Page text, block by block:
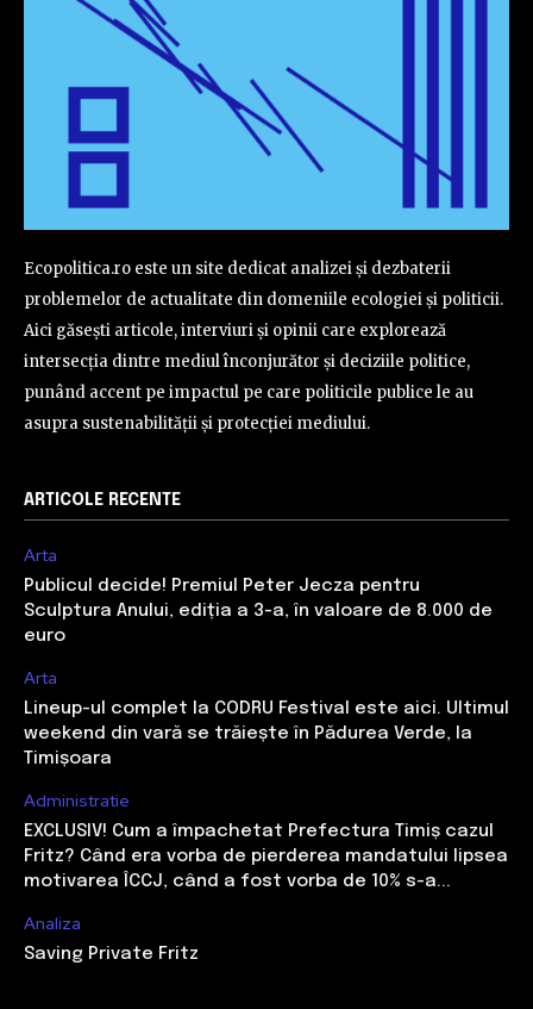
Ecopolitica.ro este un site dedicat analizei și dezbaterii
problemelor de actualitate din domeniile ecologiei și politicii.
Aici găsești articole, interviuri și opinii care explorează
intersecția dintre mediul înconjurător și deciziile politice,
punând accent pe impactul pe care politicile publice le au
asupra sustenabilității și protecției mediului.
ARTICOLE RECENTE
Arta
Publicul decide! Premiul Peter Jecza pentru
Sculptura Anului, ediția a 3-a, în valoare de 8.000 de
euro
Arta
Lineup-ul complet la CODRU Festival este aici. Ultimul
weekend din vară se trăiește în Pădurea Verde, la
Timișoara
Administratie
EXCLUSIV! Cum a împachetat Prefectura Timiș cazul
Fritz? Când era vorba de pierderea mandatului lipsea
motivarea ÎCCJ, când a fost vorba de 10% s-a...
Analiza
Saving Private Fritz